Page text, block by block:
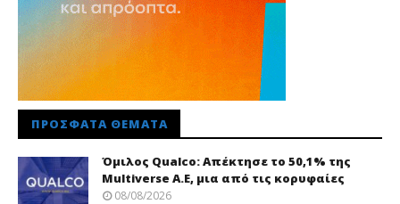
ΠΡΌΣΦΑΤΑ ΘΈΜΑΤΑ
Όμιλος Qualco: Απέκτησε το 50,1% της
Multiverse A.E, μια από τις κορυφαίες
08/08/2026